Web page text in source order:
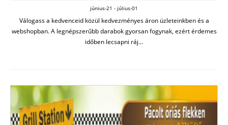
június-21 - július-01
Válogass a kedvenceid közül kedvezményes áron üzleteinkben és a
webshopban. A legnépszerűbb darabok gyorsan fogynak, ezért érdemes
időben lecsapni ráj...